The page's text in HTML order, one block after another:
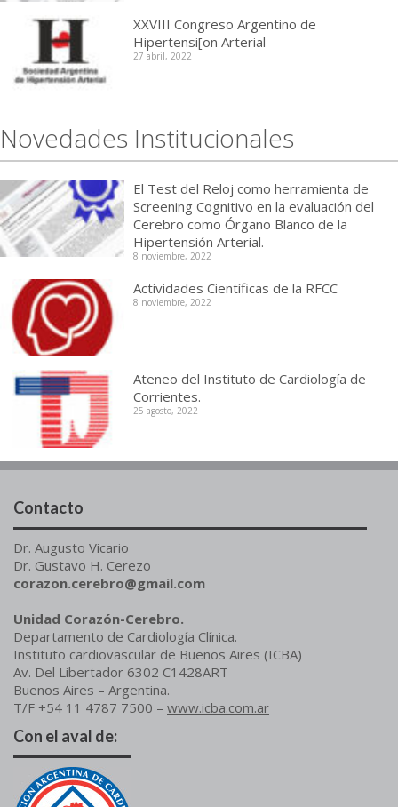
XXVIII Congreso Argentino de
Hipertensi[on Arterial
27 abril, 2022
Novedades Institucionales
El Test del Reloj como herramienta de
Screening Cognitivo en la evaluación del
Cerebro como Órgano Blanco de la
Hipertensión Arterial.
8 noviembre, 2022
Actividades Científicas de la RFCC
8 noviembre, 2022
Ateneo del Instituto de Cardiología de
Corrientes.
25 agosto, 2022
Contacto
Dr. Augusto Vicario
Dr. Gustavo H. Cerezo
corazon.cerebro@gmail.com
Unidad Corazón-Cerebro.
Departamento de Cardiología Clínica.
Instituto cardiovascular de Buenos Aires (ICBA)
Av. Del Libertador 6302 C1428ART
Buenos Aires – Argentina.
T/F +54 11 4787 7500 – www.icba.com.ar
Con el aval de: